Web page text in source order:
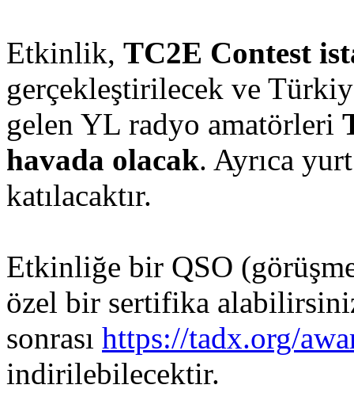
Etkinlik, TC2E Contest
gerçekleştirilecek ve
gelen YL radyo amatörleri
havada olacak. Ayrıca
katılacaktır.
Etkinliğe bir QSO
özel bir sertifika
sonrası https://tadx.org/
indirilebilecektir.